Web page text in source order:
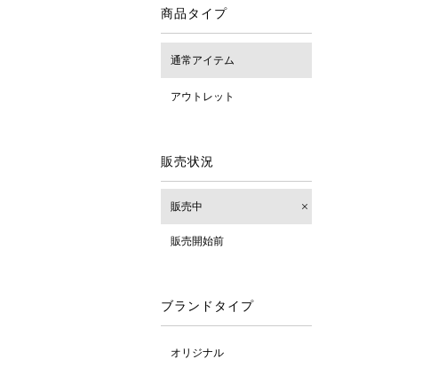
商品タイプ
通常アイテム
アウトレット
販売状況
販売中
販売開始前
ブランドタイプ
オリジナル